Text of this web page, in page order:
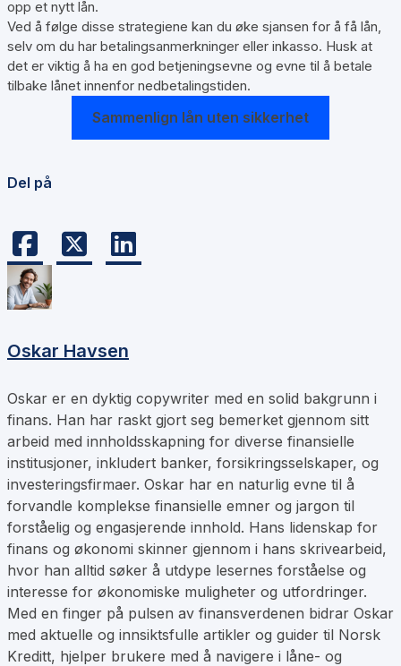
opp et nytt lån.
Ved å følge disse strategiene kan du øke sjansen for å få lån,
selv om du har betalingsanmerkninger eller inkasso. Husk at
det er viktig å ha en god betjeningsevne og evne til å betale
tilbake lånet innenfor nedbetalingstiden.
Sammenlign lån uten sikkerhet
Del på
Oskar Havsen
Oskar er en dyktig copywriter med en solid bakgrunn i
finans. Han har raskt gjort seg bemerket gjennom sitt
arbeid med innholdsskapning for diverse finansielle
institusjoner, inkludert banker, forsikringsselskaper, og
investeringsfirmaer. Oskar har en naturlig evne til å
forvandle komplekse finansielle emner og jargon til
forståelig og engasjerende innhold. Hans lidenskap for
finans og økonomi skinner gjennom i hans skrivearbeid,
hvor han alltid søker å utdype lesernes forståelse og
interesse for økonomiske muligheter og utfordringer.
Med en finger på pulsen av finansverdenen bidrar Oskar
med aktuelle og innsiktsfulle artikler og guider til Norsk
Kreditt, hjelper brukere med å navigere i låne- og